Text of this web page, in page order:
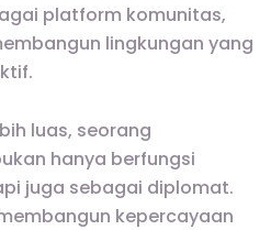
platform komunitas,
lingkungan yang
luas, seorang
hanya berfungsi
juga sebagai diplomat.
kepercayaan